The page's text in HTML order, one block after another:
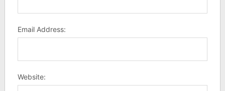
Email Address:
Website: